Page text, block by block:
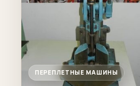
ПЕРЕПЛЕТНЫЕ МАШИНЫ